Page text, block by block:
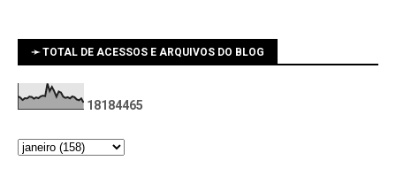
➛ TOTAL DE ACESSOS E ARQUIVOS DO BLOG
18184465